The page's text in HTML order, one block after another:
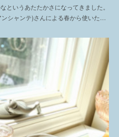
というあたたかさになってきました。
シャンテ)さんによる春から使いた…